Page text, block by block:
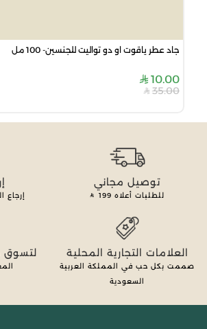
جاد عطر ياقوت او دو تواليت للجنسين- 100 مل
10.00
35.00
توصيل مجاني
للطلبات أعلاه 199
العلامات التجارية المحلية
صممت بكل حب في المملكة العربية
السعودية
لتسوق